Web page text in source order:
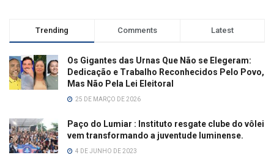
Trending Comments Latest
Os Gigantes das Urnas Que Não se Elegeram:
Dedicação e Trabalho Reconhecidos Pelo Povo,
Mas Não Pela Lei Eleitoral
25 DE MARÇO DE 2026
Paço do Lumiar : Instituto resgate clube do vôlei
vem transformando a juventude luminense.
4 DE JUNHO DE 2023